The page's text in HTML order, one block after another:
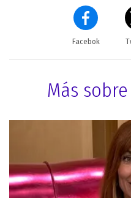
Facebok
Más